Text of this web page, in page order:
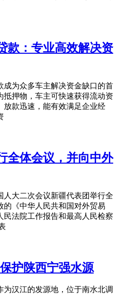
款：专业高效解决资
成为众多车主解决资金缺口的首
抵押物，车主可快速获得流动资
放款迅速，能有效满足企业经
全体会议，并向中外
人大二次会议新疆代表团举行全
的《中华人民共和国对外贸易
民法院工作报告和最高人民检察
护陕西宁强水源
为汉江的发源地，位于南水北调